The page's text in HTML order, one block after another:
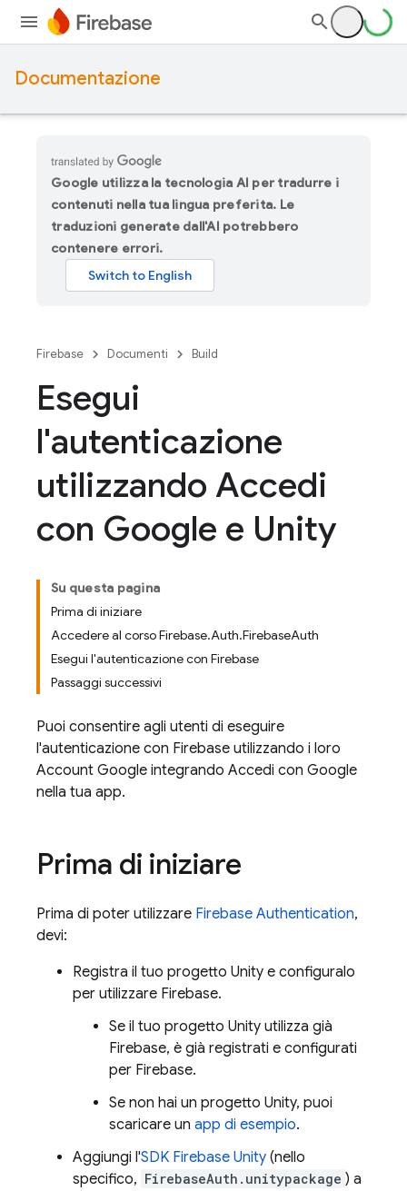
Documentazione
Google utilizza la tecnologia AI per tradurre i
contenuti nella tua lingua preferita. Le
traduzioni generate dall'AI potrebbero
contenere errori.
Firebase Documenti Build
Esegui
l'autenticazione
utilizzando Accedi
con Google e Unity
Su questa pagina
Prima di iniziare
Accedere al corso Firebase.Auth.FirebaseAuth
Esegui l'autenticazione con Firebase
Passaggi successivi
Puoi consentire agli utenti di eseguire
l'autenticazione con Firebase utilizzando i loro
Account Google integrando Accedi con Google
nella tua app.
Prima di iniziare
Prima di poter utilizzare Firebase Authentication,
devi:
Registra il tuo progetto Unity e configuralo
per utilizzare Firebase.
Se il tuo progetto Unity utilizza già
Firebase, è già registrati e configurati
per Firebase.
Se non hai un progetto Unity, puoi
scaricare un app di esempio.
Aggiungi l'SDK Firebase Unity (nello
specifico, FirebaseAuth.unitypackage ) a